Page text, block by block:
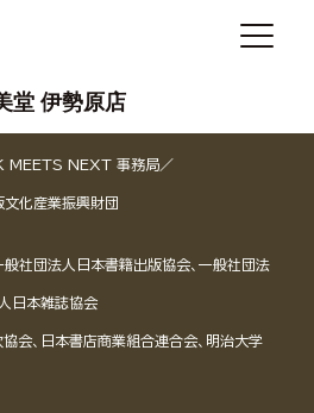
堂 伊勢原店
MEETS NEXT 事務局／
文化産業振興財団
般社団法人日本書籍出版協会、一般社団法
人日本雑誌協会
会、日本書店商業組合連合会、明治大学